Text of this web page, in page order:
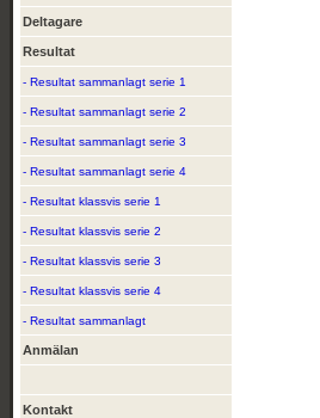
Deltagare
Resultat
- Resultat sammanlagt serie 1
- Resultat sammanlagt serie 2
- Resultat sammanlagt serie 3
- Resultat sammanlagt serie 4
- Resultat klassvis serie 1
- Resultat klassvis serie 2
- Resultat klassvis serie 3
- Resultat klassvis serie 4
- Resultat sammanlagt
Anmälan
Kontakt